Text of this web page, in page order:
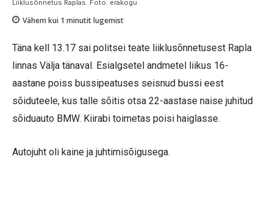
Liiklusõnnetus Raplas. Foto: erakogu
Vähem kui 1 minutit lugemist
Täna kell 13.17 sai politsei teate liiklusõnnetusest Rapla
linnas Välja tänaval. Esialgsetel andmetel liikus 16-
aastane poiss bussipeatuses seisnud bussi eest
sõiduteele, kus talle sõitis otsa 22-aastase naise juhitud
sõiduauto BMW. Kiirabi toimetas poisi haiglasse.
Autojuht oli kaine ja juhtimisõigusega.